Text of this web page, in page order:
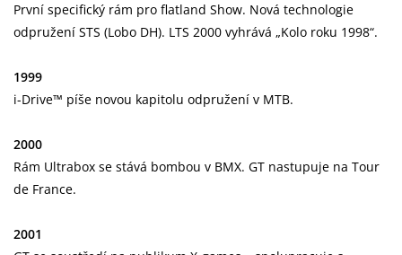
První specifický rám pro flatland Show. Nová technologie
odpružení STS (Lobo DH). LTS 2000 vyhrává „Kolo roku 1998“.
1999
i-Drive™ píše novou kapitolu odpružení v MTB.
2000
Rám Ultrabox se stává bombou v BMX. GT nastupuje na Tour
de France.
2001